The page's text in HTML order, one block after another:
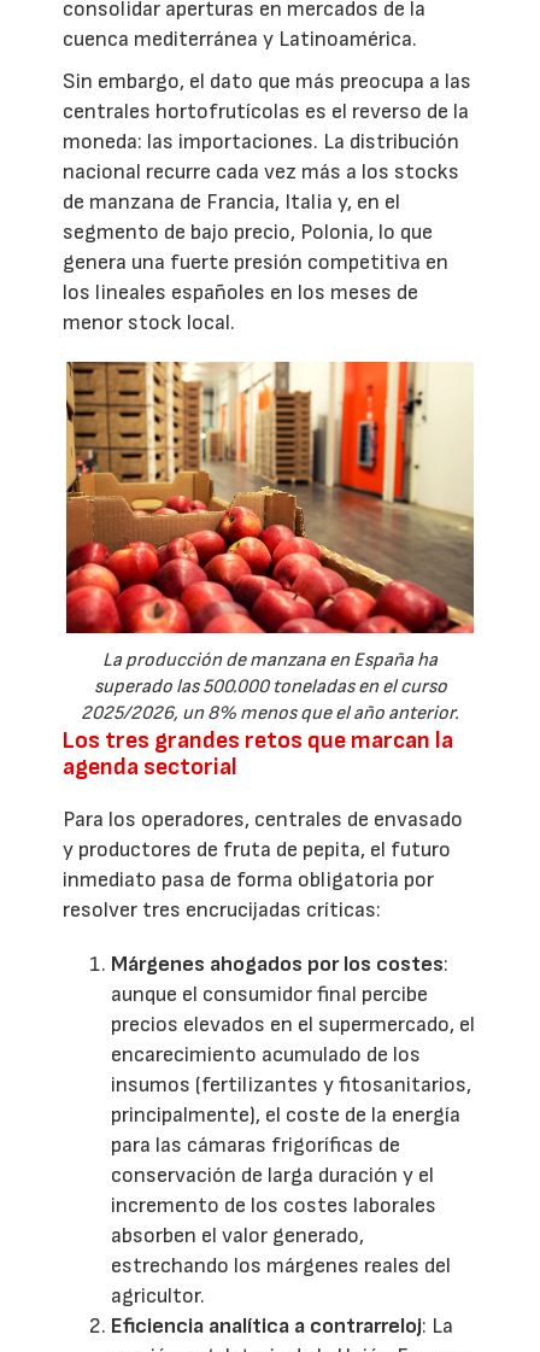
consolidar aperturas en mercados de la
cuenca mediterránea y Latinoamérica.
Sin embargo, el dato que más preocupa a las
centrales hortofrutícolas es el reverso de la
moneda: las importaciones. La distribución
nacional recurre cada vez más a los stocks
de manzana de Francia, Italia y, en el
segmento de bajo precio, Polonia, lo que
genera una fuerte presión competitiva en
los lineales españoles en los meses de
menor stock local.
La producción de manzana en España ha
superado las 500.000 toneladas en el curso
2025/2026, un 8% menos que el año anterior.
Los tres grandes retos que marcan la
agenda sectorial
Para los operadores, centrales de envasado
y productores de fruta de pepita, el futuro
inmediato pasa de forma obligatoria por
resolver tres encrucijadas críticas:
Márgenes ahogados por los costes:
aunque el consumidor final percibe
precios elevados en el supermercado, el
encarecimiento acumulado de los
insumos (fertilizantes y fitosanitarios,
principalmente), el coste de la energía
para las cámaras frigoríficas de
conservación de larga duración y el
incremento de los costes laborales
absorben el valor generado,
estrechando los márgenes reales del
agricultor.
Eficiencia analítica a contrarreloj: La